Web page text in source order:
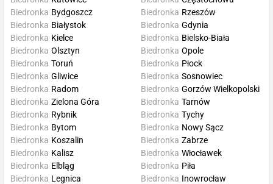
Biedronka Bydgoszcz
Biedronka Białystok
Biedronka Kielce
Biedronka Rzeszów
Biedronka Gdynia
Biedronka Bielsko-Biała
Biedronka Olsztyn
Biedronka Toruń
Biedronka Gliwice
Biedronka Radom
Biedronka Opole
Biedronka Płock
Biedronka Sosnowiec
Biedronka Gorzów Wielkopolski
Biedronka Zielona Góra
Biedronka Rybnik
Biedronka Bytom
Biedronka Koszalin
Biedronka Tarnów
Biedronka Tychy
Biedronka Nowy Sącz
Biedronka Zabrze
Biedronka Kalisz
Biedronka Elbląg
Biedronka Legnica
Biedronka Włocławek
Biedronka Piła
Biedronka Inowrocław